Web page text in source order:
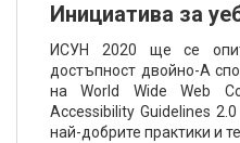
Инициатива за
ИСУН 2020 ще се
достъпност двойно-А
на World Wide Web
Accessibility Guidelines
най-добрите практики и